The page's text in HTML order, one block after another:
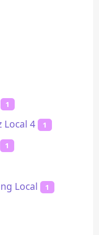
1
Local 4 1
1
Local 1